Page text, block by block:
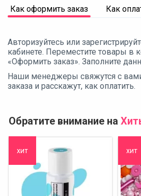
Как оформить заказ Как
Авторизуйтесь или
кабинете. Переместите товары в
«Оформить заказ». Заполните
Наши менеджеры свяжутся с
заказа и расскажут, как оплатить.
Обратите внимание на
хит хит